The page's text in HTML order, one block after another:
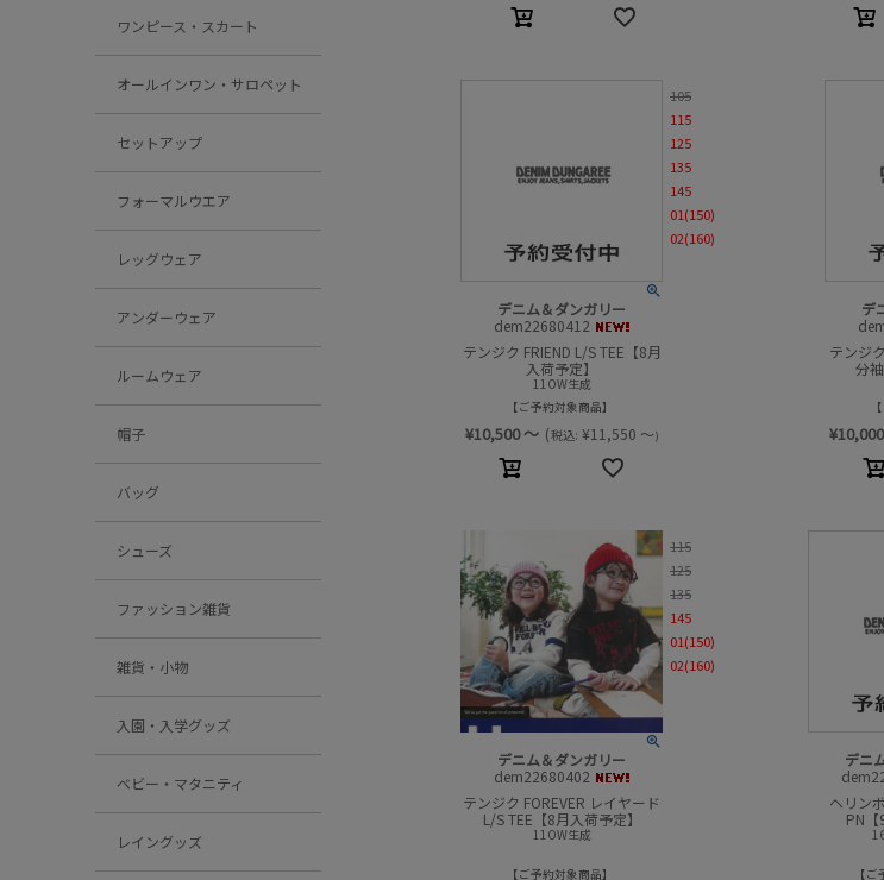
ワンピース・スカート
オールインワン・サロペット
セットアップ
フォーマルウエア
レッグウェア
アンダーウェア
ルームウェア
帽子
バッグ
シューズ
ファッション雑貨
雑貨・小物
入園・入学グッズ
ベビー・マタニティ
レイングッズ
デニム＆ダンガリー
dem22680412
テンジク FRIEND L/S TEE【8月
入荷予定】
11OW生成
ご予約対象商品
¥10,500～ (税込: ¥11,550 ～)
105
115
125
135
145
01(150)
02(160)
デ
テンジ
分
¥10,000
デニム＆ダンガリー
dem22680402
テンジク FOREVER レイヤード
L/S TEE【8月入荷予定】
11OW生成
ご予約対象商品
115
125
135
145
01(150)
02(160)
デニ
ヘリン
PN【
ご